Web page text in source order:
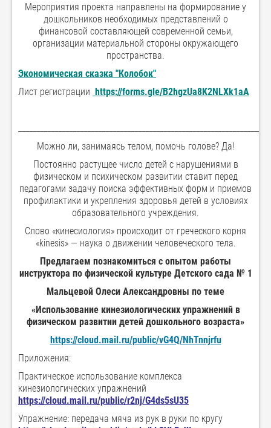
Мероприятия проекта направлены на формирование у
дошкольников необходимых представлений о
финансовой составляющей современной семьи,
организации материальной стороны окружающего
пространства.
Экономическая сказка "Колобок"
Лист регистрации https://forms.gle/B2hgzUa8K2NLXk1aA
Можно ли, занимаясь телом, помочь голове? Да!
Постоянно растущее число детей с нарушениями в
физическом и психическом развитии ставит перед
педагогами задачу поиска эффективных форм и приемов
профилактики и укрепления здоровья детей в условиях
образовательного учреждения.
Слово «кинесиология» происходит от греческого корня
«kinesis» — наука о движении человеческого тела.
Предлагаем познакомиться с опытом работы
инструктора по физической культуре Детского сада № 1
Мальцевой Олеси Александровны по теме
«Использование кинезиологических упражнений в
физическом развитии детей дошкольного возраста»
https://cloud.mail.ru/public/vG4Q/NhTnnjrfu
Приложения:
Практическое использование комплекса
кинезиологических упражнений
https://cloud.mail.ru/public/r2nj/G4ds5sU35
Упражнение: передача мяча из рук в руки по кругу